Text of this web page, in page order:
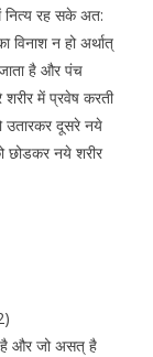
नित्य रह सके अत:
विनाश न हो अर्थात्
जाता है और पंच
शरीर में प्रवेष करती
उतारकर दूसरे नये
छोडकर नये शरीर
है और जो असत् है